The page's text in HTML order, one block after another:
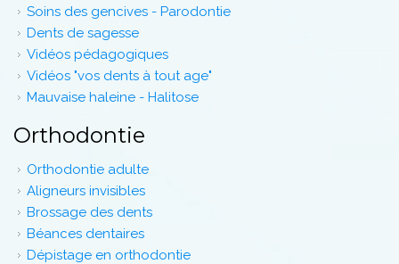
Soins des gencives - Parodontie
Dents de sagesse
Vidéos pédagogiques
Vidéos "vos dents à tout age"
Mauvaise haleine - Halitose
Orthodontie
Orthodontie adulte
Aligneurs invisibles
Brossage des dents
Béances dentaires
Dépistage en orthodontie